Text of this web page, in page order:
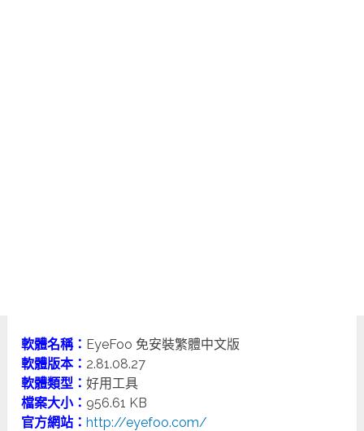
軟體名稱： EyeFoo 免安裝繁體中文版
軟體版本： 2.81.08.27
軟體類型：好用工具
檔案大小： 956.61 KB
官方網站：http://eyefoo.com/